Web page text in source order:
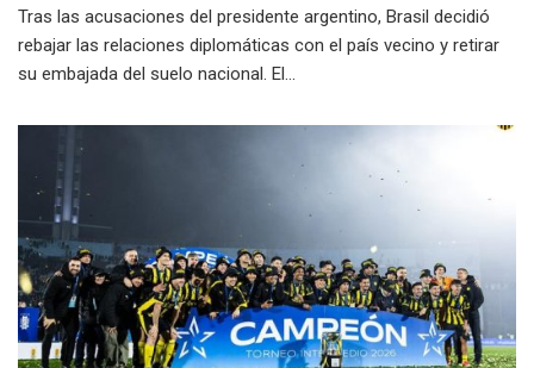
Tras las acusaciones del presidente argentino, Brasil decidió
rebajar las relaciones diplomáticas con el país vecino y retirar
su embajada del suelo nacional. El...